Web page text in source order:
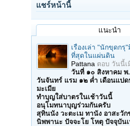
แชร์หน้านี้
แนะนำ
เรื่องเล่า "นักขุดกรุ
ที่สุดในแผ่นดิน
Pattana ตอบ วันนี้เ
วันที่ ๑๐ สิงหาคม
วันจันทร์ แรม ๑๒ ค่ำ เดือนแป
มะเมีย
ทำบุญใส่บาตรในเช้าวันนี้
อนุโมทนาบุญร่วมกันครับ
สุทินนัง วะตะเม ทานัง อาสะวัก
นิพพานะ ปัจจะโย โหตุ ปัจจุบัน